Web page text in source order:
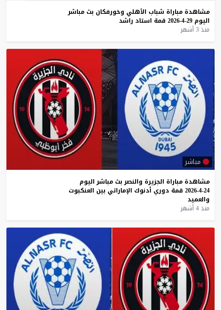
مشاهدة مباراة شباب الأهلي وخورفكان بث مباشر
اليوم 29-4-2026 قمة استاد راشد
منذ 3 أشهر
مباشر
مشاهدة مباراة الجزيرة والنصر بث مباشر اليوم
24-4-2026
قمة دوري أدنوك الإماراتي بين العنكبوت
والعميد
منذ 4 أشهر